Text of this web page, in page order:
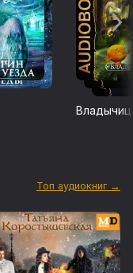
Топ аудиокниг →